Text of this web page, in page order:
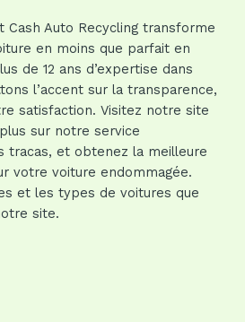
Cash Auto Recycling transforme
en moins que parfait en
de 12 ans d’expertise dans
l’accent sur la transparence,
satisfaction. Visitez notre site
sur notre service
tracas, et obtenez la meilleure
votre voiture endommagée.
et les types de voitures que
site.